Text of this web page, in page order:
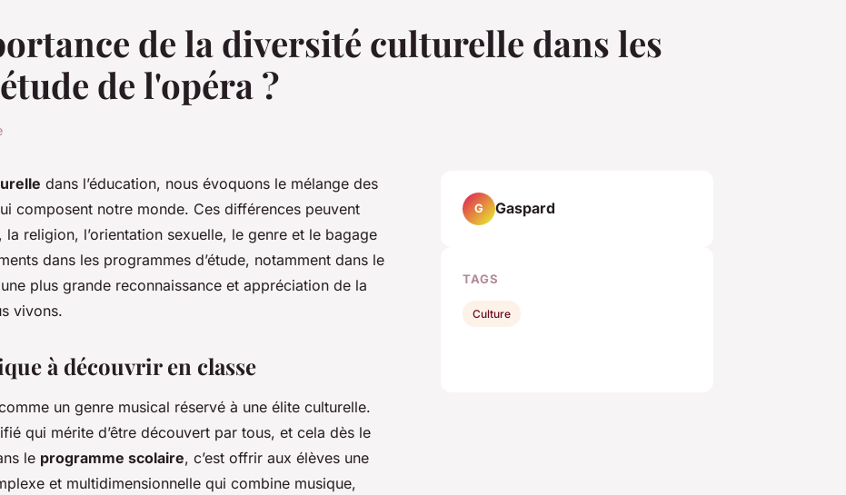
de la diversité culturelle dans les
de l'opéra ?
dans l’éducation, nous évoquons le mélange des
composent notre monde. Ces différences peuvent
religion, l’orientation sexuelle, le genre et le bagage
dans les programmes d’étude, notamment dans le
plus grande reconnaissance et appréciation de la
vivons.
à découvrir en classe
un genre musical réservé à une élite culturelle.
qui mérite d’être découvert par tous, et cela dès le
le programme scolaire, c’est offrir aux élèves une
et multidimensionnelle qui combine musique,
G Gaspard
TAGS
Culture